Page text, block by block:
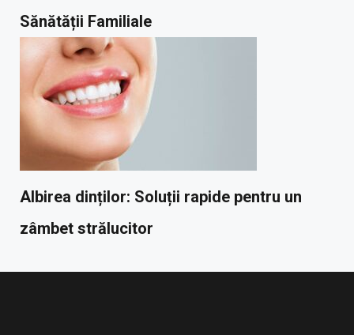
Sănătății Familiale
Albirea dinților: Soluții rapide pentru un
zâmbet strălucitor